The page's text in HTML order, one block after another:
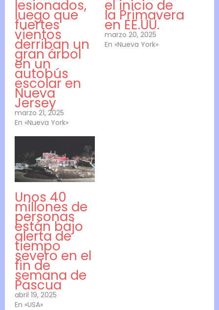
lesionados,
luego que
fuertes
vientos
derriban un
gran árbol
en un
autobús
escolar en
Nueva
Jersey
marzo 21, 2025
En «Nueva York»
el inicio de
la Primavera
en EE.UU.
marzo 20, 2025
En «Nueva York»
Unos 40
millones de
personas
están bajo
alerta de
tiempo
severo en el
fin de
semana de
Pascua
abril 19, 2025
En «USA»